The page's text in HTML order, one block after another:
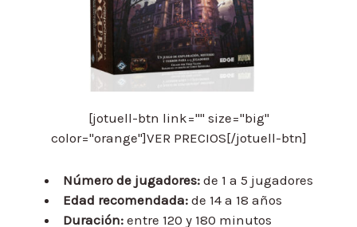
[jotuell-btn link="" size="big"
color="orange"]VER PRECIOS[/jotuell-btn]
Número de jugadores: de 1 a 5 jugadores
Edad recomendada: de 14 a 18 años
Duración: entre 120 y 180 minutos